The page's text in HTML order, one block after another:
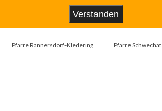
Pfarre Rannersdorf-Kledering Pfarre Schwechat
Verstanden